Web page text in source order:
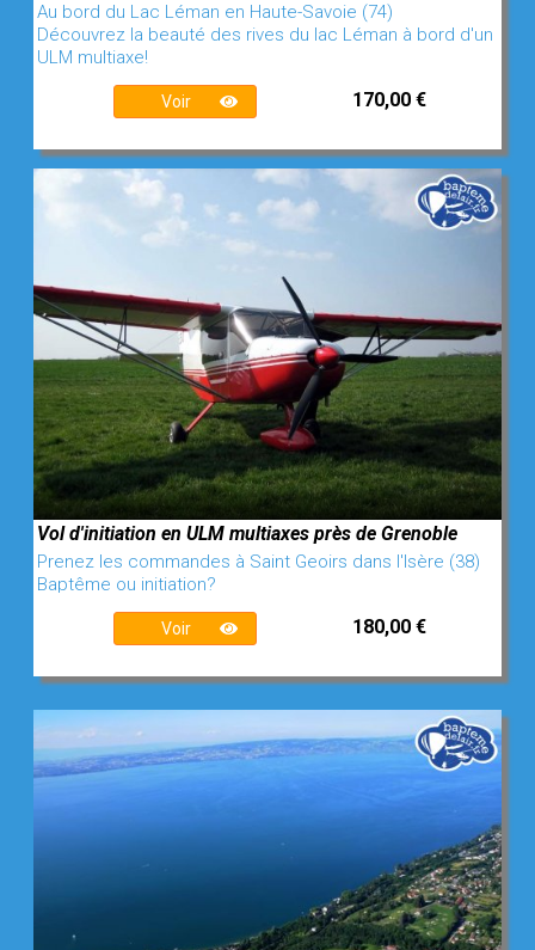
Au bord du Lac Léman en Haute-Savoie (74)
Découvrez la beauté des rives du lac Léman à bord d'un
ULM multiaxe!
Voir 170,00 €
Vol d'initiation en ULM multiaxes près de Grenoble
Prenez les commandes à Saint Geoirs dans l'Isère (38)
Baptême ou initiation?
Voir 180,00 €